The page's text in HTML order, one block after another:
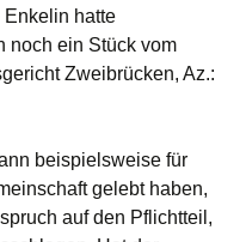
Enkelin hatte
noch ein Stück vom
Zweibrücken, Az.:
beispielsweise für
gelebt haben,
auf den Pflichtteil,